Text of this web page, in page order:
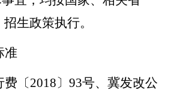
生政策执行。
准
费〔2018〕93号、冀发改公